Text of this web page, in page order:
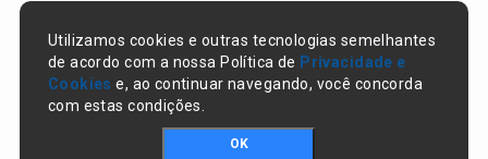
Utilizamos cookies e outras tecnologias semelhantes
de acordo com a nossa Política de Privacidade e
Cookies e, ao continuar navegando, você concorda
com estas condições.
OK